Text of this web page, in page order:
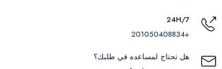
24H/7
+201050408834
هل تحتاج لمساعده في طلبك؟